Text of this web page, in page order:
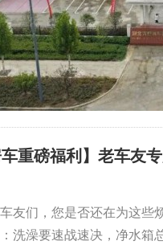
车重磅福利】老车友
友们，您是否还在为这些
洗澡要速战速决，净水箱